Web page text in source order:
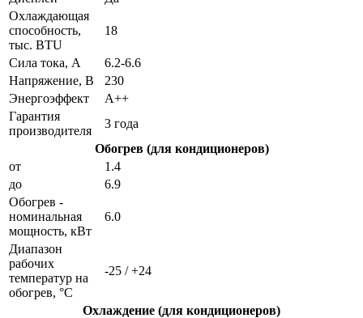
Охлаждающая
способность,
тыс. BTU
18
Сила тока, А
6.2-6.6
Напряжение, В
230
Энергоэффект
А++
Гарантия
производителя
3 года
Обогрев (для кондиционеров)
от
1.4
до
6.9
Обогрев -
номинальная
мощность, кВт
6.0
Диапазон
рабочих
температур на
обогрев, °C
-25 / +24
Охлаждение (для кондиционеров)